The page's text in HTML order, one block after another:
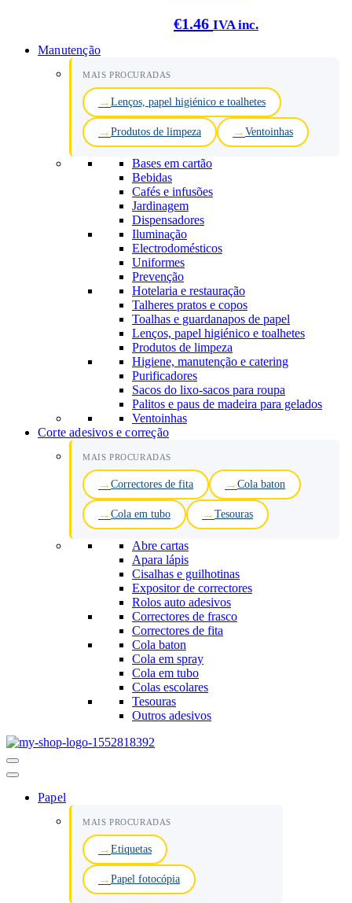
€1.46 IVA inc.
Manutenção
MAIS PROCURADAS
Lenços, papel higiénico e toalhetes
Produtos de limpeza Ventoinhas
Bases em cartão
Bebidas
Cafés e infusões
Jardinagem
Dispensadores
Iluminação
Electrodomésticos
Uniformes
Prevenção
Hotelaria e restauração
Talheres pratos e copos
Toalhas e guardanapos de papel
Lenços, papel higiénico e toalhetes
Produtos de limpeza
Higiene, manutenção e catering
Purificadores
Sacos do lixo-sacos para roupa
Palitos e paus de madeira para gelados
Ventoinhas
Corte adesivos e correção
MAIS PROCURADAS
Correctores de fita Cola baton
Cola em tubo Tesouras
Abre cartas
Apara lápis
Cisalhas e guilhotinas
Expositor de correctores
Rolos auto adesivos
Correctores de frasco
Correctores de fita
Cola baton
Cola em spray
Cola em tubo
Colas escolares
Tesouras
Outros adesivos
Menu
de
Papel
MAIS PROCURADAS
Etiquetas
Papel fotocópia